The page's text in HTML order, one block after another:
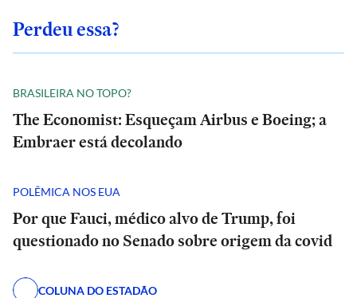
Perdeu essa?
BRASILEIRA NO TOPO?
The Economist: Esqueçam Airbus e Boeing; a
Embraer está decolando
POLÊMICA NOS EUA
Por que Fauci, médico alvo de Trump, foi
questionado no Senado sobre origem da covid
COLUNA DO ESTADÃO